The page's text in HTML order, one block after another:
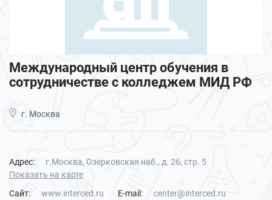
Международный центр обучения в
сотрудничестве с колледжем МИД РФ
г. Москва
Адрес:
г.Москва, Озерковская наб., д. 26, стр. 5
Показать на карте
Сайт:
www.interced.ru E-mail:
center@interced.ru